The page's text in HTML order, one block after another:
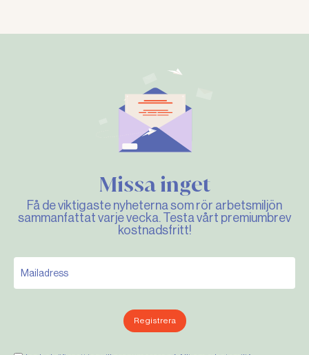
Missa inget
Få de viktigaste nyheterna som rör arbetsmiljön
sammanfattat varje vecka. Testa vårt premiumbrev
kostnadsfritt!
Registrera